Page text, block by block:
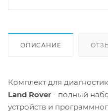
ОПИСАНИЕ
Комплект для
Land Rover - полный
устройств и